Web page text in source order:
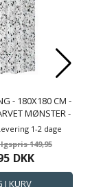
- 180X180 CM -
MØNSTER -
KLAR TIL
1-2 dage
149,95
DKK